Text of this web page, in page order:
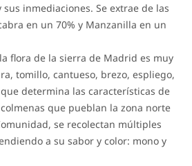
sus inmediaciones. Se extrae de las
en un 70% y Manzanilla en un
la flora de la sierra de Madrid es muy
tomillo, cantueso, brezo, espliego,
determina las características de
que pueblan la zona norte
se recolectan múltiples
a su sabor y color: mono y